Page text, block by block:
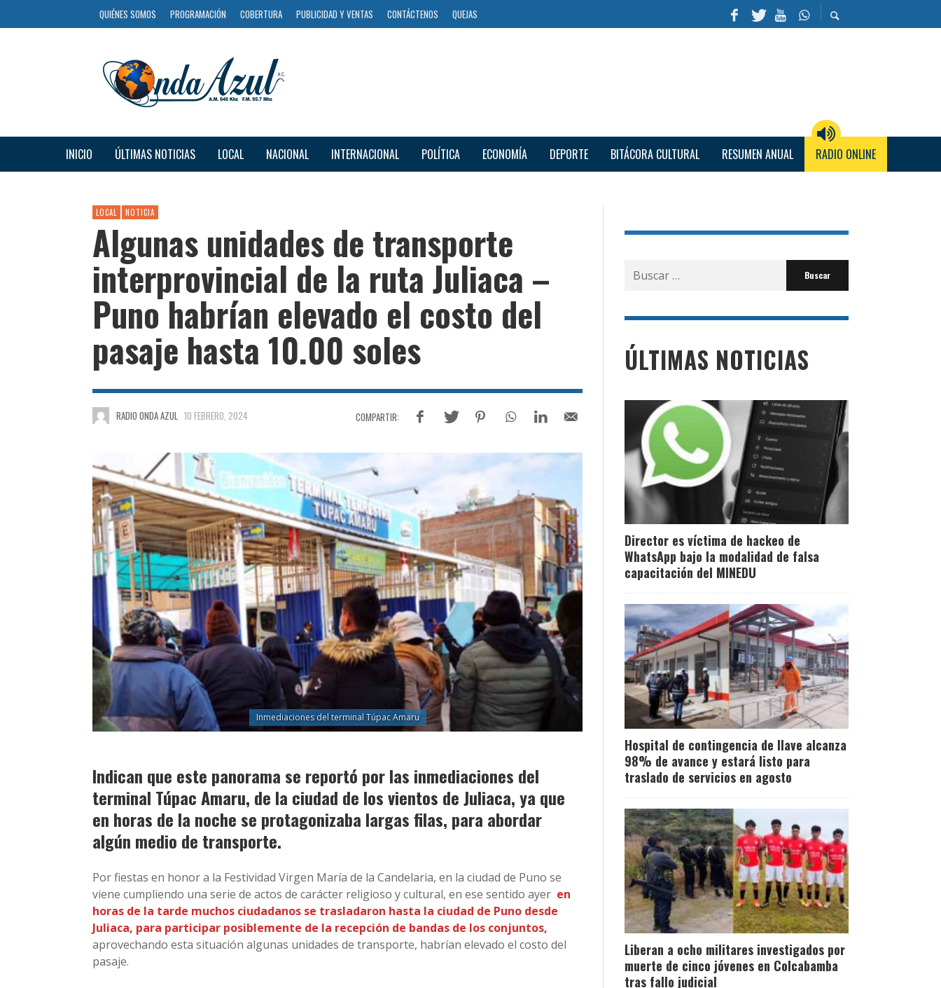
QUIÉNES SOMOS PROGRAMACIÓN COBERTURA PUBLICIDAD Y VENTAS CONTÁCTENOS QUEJAS
INICIO ÚLTIMAS NOTICIAS LOCAL NACIONAL INTERNACIONAL POLÍTICA ECONOMÍA DEPORTE BITÁCORA CULTURAL RESUMEN ANUAL RADIO ONLINE
LOCAL NOTICIA
Algunas unidades de transporte
interprovincial de la ruta Juliaca –
Puno habrían elevado el costo del
pasaje hasta 10.00 soles
RADIO ONDA AZUL 10 FEBRERO, 2024
Inmediaciones del terminal Túpac Amaru
Indican que este panorama se reportó por las inmediaciones del
terminal Túpac Amaru, de la ciudad de los vientos de Juliaca, ya que
en horas de la noche se protagonizaba largas filas, para abordar
algún medio de transporte.
Por fiestas en honor a la Festividad Virgen María de la Candelaria, en la ciudad de Puno se
viene cumpliendo una serie de actos de carácter religioso y cultural, en ese sentido ayer en
horas de la tarde muchos ciudadanos se trasladaron hasta la ciudad de Puno desde
Juliaca, para participar posiblemente de la recepción de bandas de los conjuntos,
aprovechando esta situación algunas unidades de transporte, habrían elevado el costo del
pasaje.
Buscar
por:
ÚLTIMAS NOTICIAS
Director es víctima de hackeo de
WhatsApp bajo la modalidad de falsa
capacitación del MINEDU
Hospital de contingencia de Ilave alcanza
98% de avance y estará listo para
traslado de servicios en agosto
Liberan a ocho militares investigados por
muerte de cinco jóvenes en Colcabamba
tras fallo judicial